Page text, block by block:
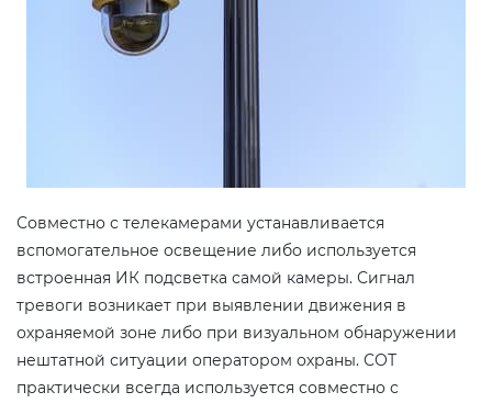
Совместно с телекамерами устанавливается
вспомогательное освещение либо используется
встроенная ИК подсветка самой камеры. Сигнал
тревоги возникает при выявлении движения в
охраняемой зоне либо при визуальном обнаружении
нештатной ситуации оператором охраны. СОТ
практически всегда используется совместно с